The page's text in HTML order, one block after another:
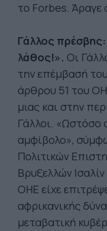
το Forbes. Άραγε
Γάλλος
λάθος!». Οι
την επέμβασή
άρθρου 51 του
μιας και στην
Γάλλοι. «Ωστόσο
αμφίβολο»,
Πολιτικών
Βρυξελλών
ΟΗΕ είχε
αφρικανικής
μεταβατική